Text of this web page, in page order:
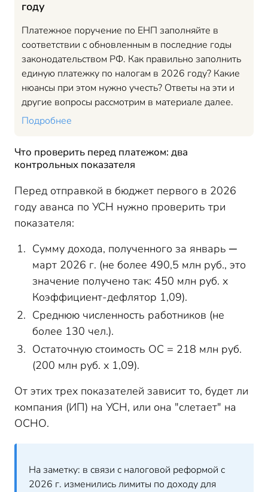
году
Платежное поручение по ЕНП заполняйте в
соответствии с обновленным в последние годы
законодательством РФ. Как правильно заполнить
единую платежку по налогам в 2026 году? Какие
нюансы при этом нужно учесть? Ответы на эти и
другие вопросы рассмотрим в материале далее.
Подробнее
Что проверить перед платежом: два
контрольных показателя
Перед отправкой в бюджет первого в 2026
году аванса по УСН нужно проверить три
показателя:
Сумму дохода, полученного за январь ─
март 2026 г. (не более 490,5 млн руб., это
значение получено так: 450 млн руб. х
Коэффициент-дефлятор 1,09).
Среднюю численность работников (не
более 130 чел.).
Остаточную стоимость ОС = 218 млн руб.
(200 млн руб. х 1,09).
От этих трех показателей зависит то, будет ли
компания (ИП) на УСН, или она "слетает" на
ОСНО.
На заметку: в связи с налоговой реформой с
2026 г. изменились лимиты по доходу для